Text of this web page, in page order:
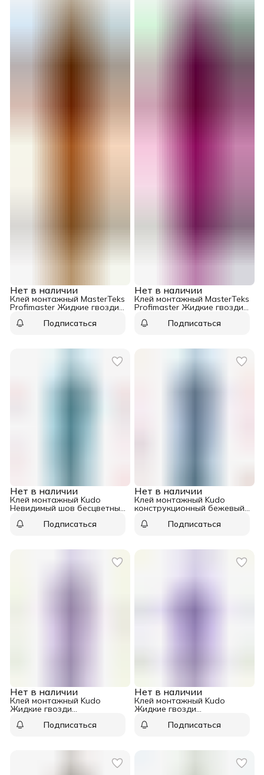
Нет в наличии
Клей монтажный MasterTeks
Profimaster Жидкие гвозди
конструкции белый 528 гр
Подписаться
Нет в наличии
Клей монтажный MasterTeks
Profimaster Жидкие гвозди
400 гр Подписаться
Нет в наличии
Клей монтажный Kudo
Невидимый шов бесцветный
Подписаться
Нет в наличии
Клей монтажный Kudo
конструкционный бежевый
Подписаться
Нет в наличии
Клей монтажный Kudo
Жидкие гвозди
мл Подписаться
Нет в наличии
Клей монтажный Kudo
Жидкие гвозди
мл Подписаться